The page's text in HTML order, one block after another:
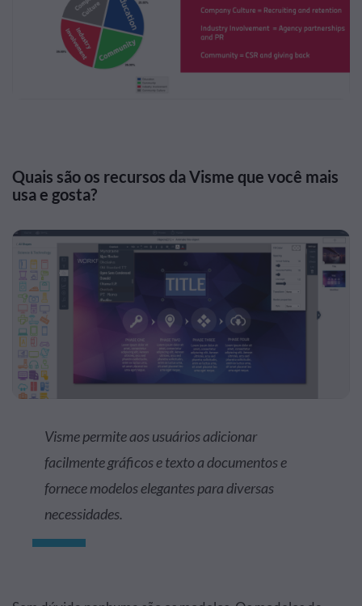
Quais são os recursos da Visme que você mais
usa e gosta?
Visme permite aos usuários adicionar
facilmente gráficos e texto a documentos e
fornece modelos elegantes para diversas
necessidades.